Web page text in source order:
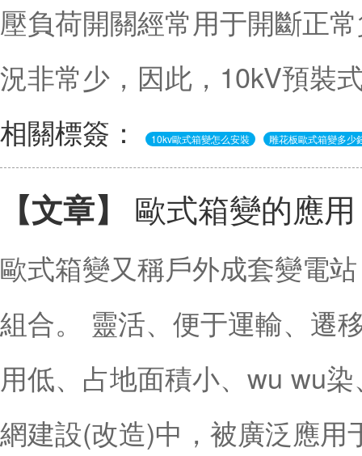
壓負荷開關經常用于開斷正
況非常少，因此，10kV預裝
相關標簽：
10kv歐式箱變怎么安裝 雕花板歐式箱變多少
【文章】 歐式箱變的應用
歐式箱變又稱戶外成套變電
組合。 靈活、便于運輸、遷
用低、占地面積小、wu wu
網建設(改造)中，被廣泛應